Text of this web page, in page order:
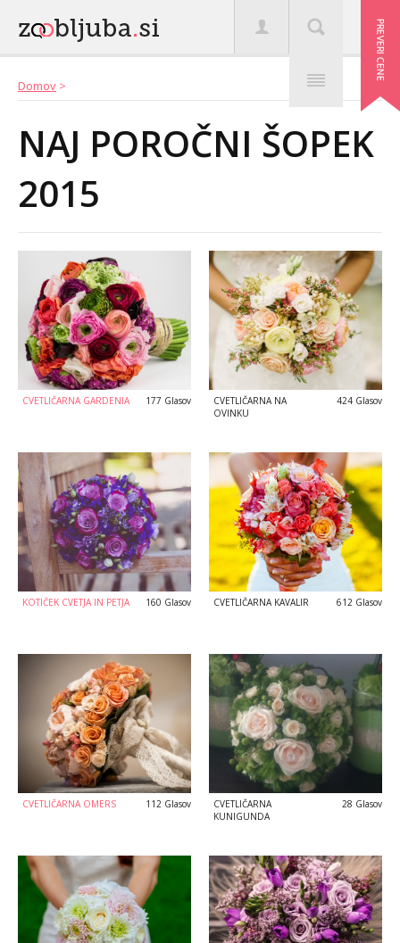
Domov >
NAJ POROČNI ŠOPEK
2015
CVETLIČARNA GARDENIA 177 Glasov
CVETLIČARNA NA
OVINKU
424 Glasov
KOTIČEK CVETJA IN PETJA 160 Glasov CVETLIČARNA KAVALIR 612 Glasov
CVETLIČARNA OMERS 112 Glasov
CVETLIČARNA
KUNIGUNDA
28 Glasov